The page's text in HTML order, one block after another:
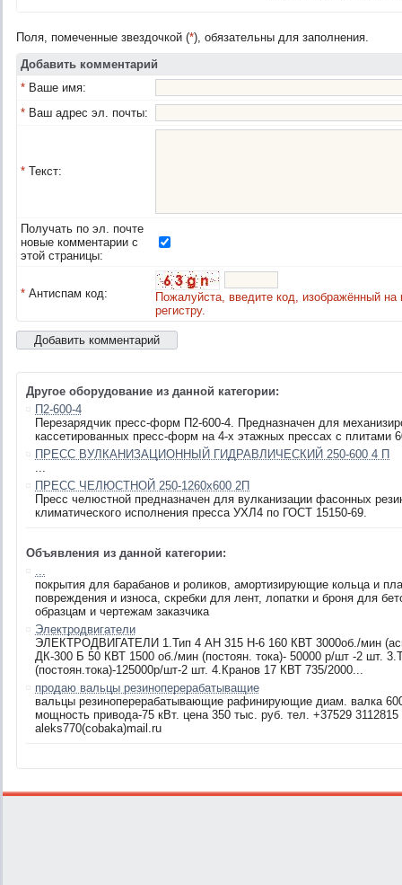
Поля, помеченные звездочкой (*), обязательны для заполнения.
Добавить комментарий
* Ваше имя:
* Ваш адрес эл. почты:
* Текст:
Получать по эл. почте
новые комментарии с
этой страницы:
* Антиспам код:
Пожалуйста, введите код, изображённый
регистру.
Другое оборудование из данной категории:
П2-600-4
Перезарядчик пресс-форм П2-600-4. Предназначен для
кассетированных пресс-форм на 4-х этажных прессах с плитами
ПРЕСС ВУЛКАНИЗАЦИОННЫЙ ГИДРАВЛИЧЕСКИЙ 250-600 4 П
...
ПРЕСС ЧЕЛЮСТНОЙ 250-1260х600 2П
Пресс челюстной предназначен для вулканизации фасонных
климатического исполнения пресса УХЛ4 по ГОСТ 15150-69.
Объявления из данной категории:
...
покрытия для барабанов и роликов, амортизирующие кольца и
повреждения и износа, скребки для лент, лопатки и броня для
образцам и чертежам заказчика
Электродвигатели
ЭЛЕКТРОДВИГАТЕЛИ 1.Тип 4 АН 315 Н-6 160 КВТ 3000об./мин
ДК-300 Б 50 КВТ 1500 об./мин (постоян. тока)- 50000 р/шт -2 шт.
(постоян.тока)-125000р/шт-2 шт. 4.Кранов 17 КВТ 735/2000...
продаю вальцы резиноперерабатыващие
вальцы резиноперерабатывающие рафинирующие диам. валка
мощность привода-75 кВт. цена 350 тыс. руб. тел. +37529
aleks770(cobaka)mail.ru